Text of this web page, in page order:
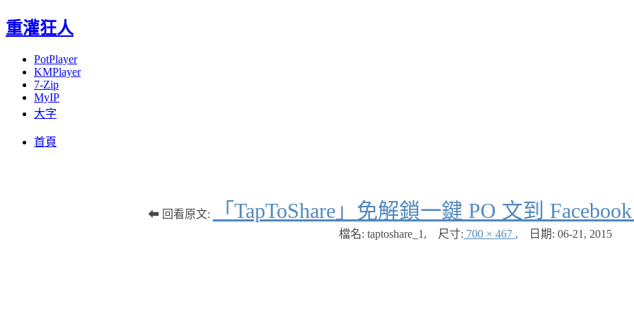
重灌狂人
PotPlayer
KMPlayer
7-Zip
MyIP
大字
首頁
⬅ 回看原文: 「TapToShare」免解鎖一鍵 PO 文到
檔名: taptoshare_1 , 尺寸: 700 × 467 , 日期: 06-21, 2015